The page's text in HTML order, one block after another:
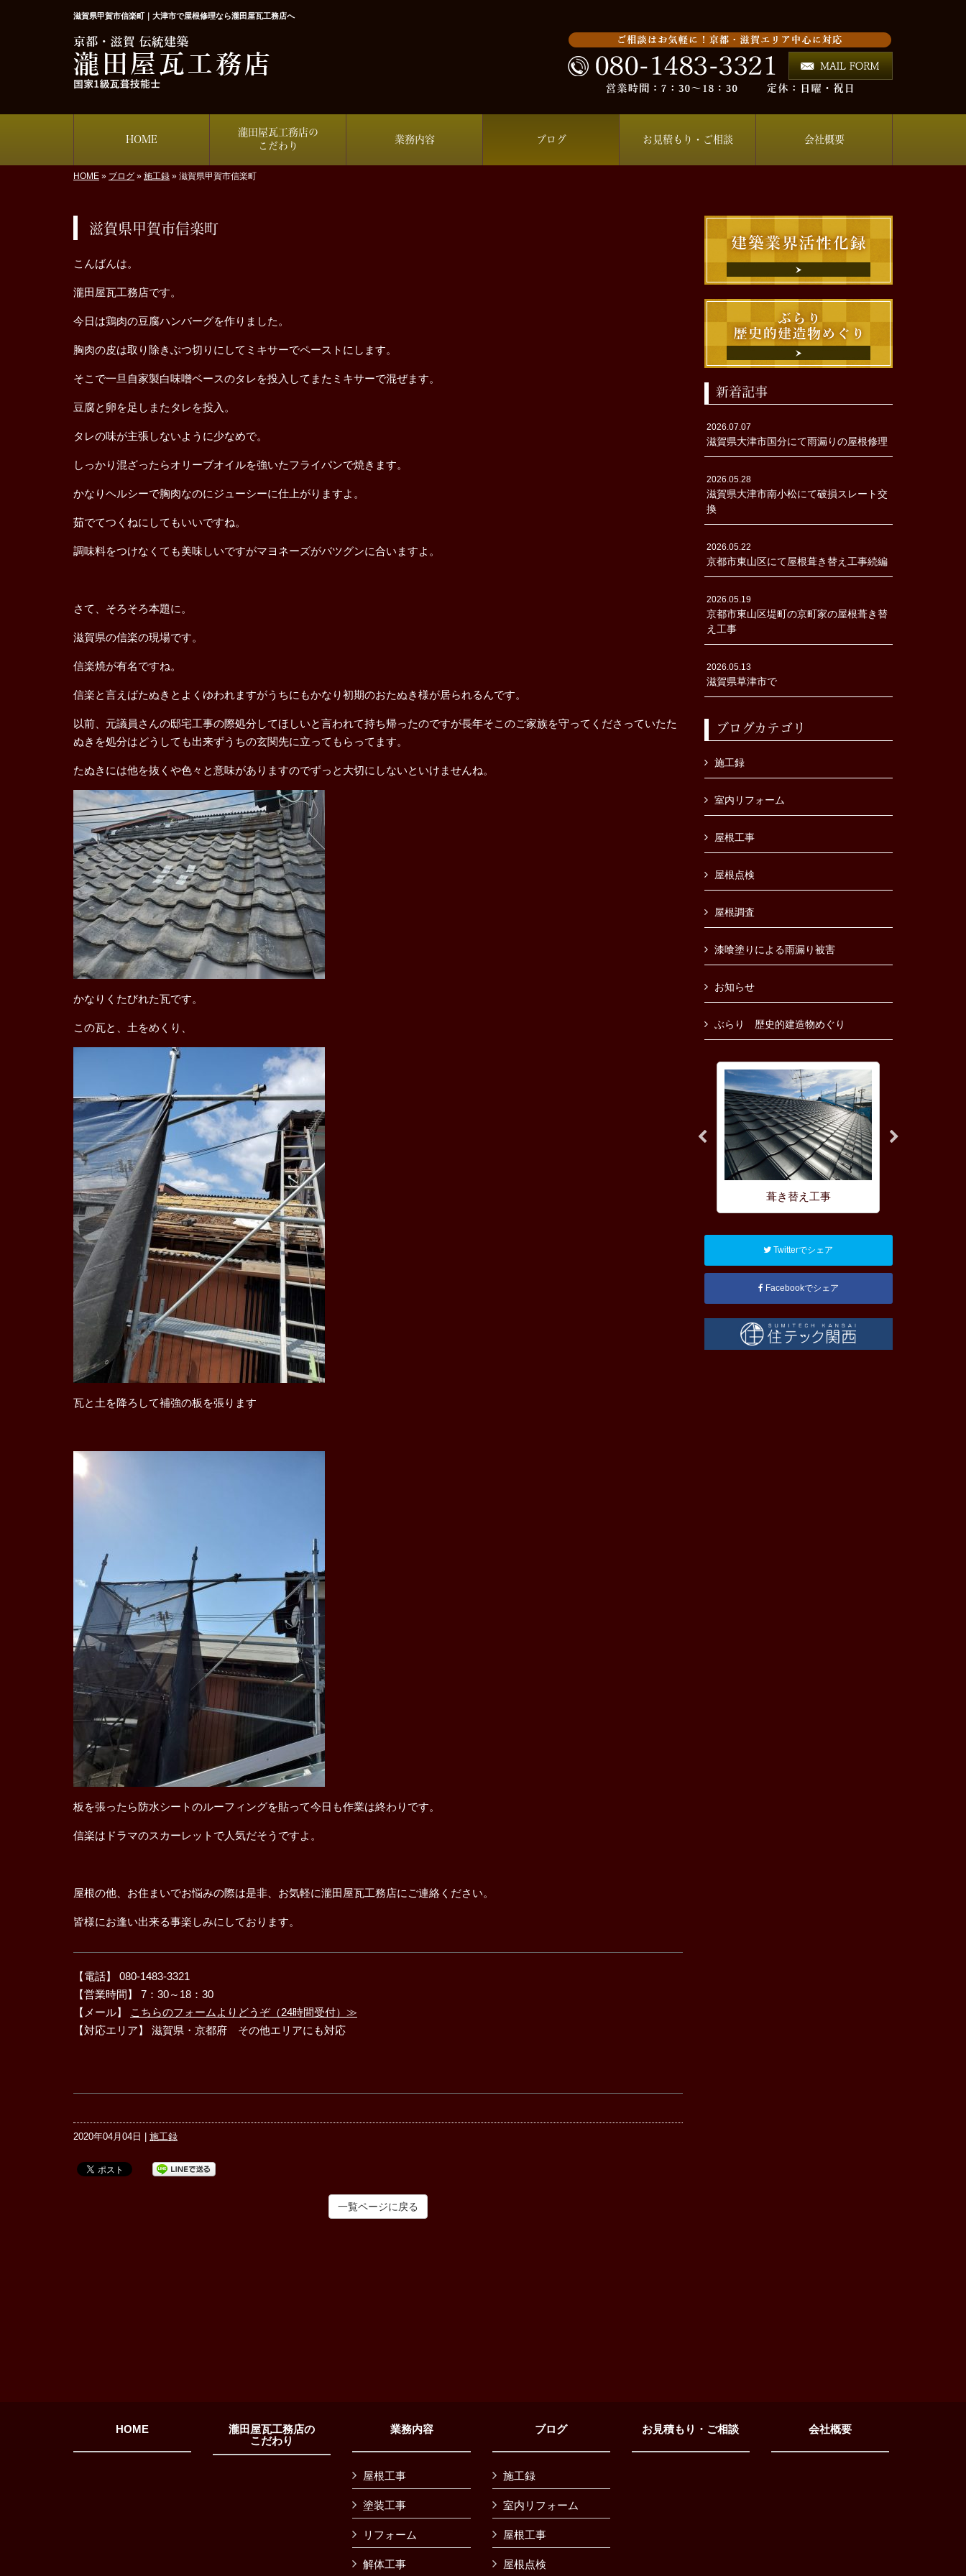
滋賀県甲賀市信楽町｜大津市で屋根修理なら瀧田屋瓦工務店へ
HOME
瀧田屋瓦工務店の
こだわり
業務内容 ブログ お見積もり・ご相談 会社概要
HOME » ブログ » 施工録 » 滋賀県甲賀市信楽町
滋賀県甲賀市信楽町
こんばんは。
瀧田屋瓦工務店です。
今日は鶏肉の豆腐ハンバーグを作りました。
胸肉の皮は取り除きぶつ切りにしてミキサーでペーストにします。
そこで一旦自家製白味噌ベースのタレを投入してまたミキサーで混ぜます。
豆腐と卵を足しまたタレを投入。
タレの味が主張しないように少なめで。
しっかり混ざったらオリーブオイルを強いたフライパンで焼きます。
かなりヘルシーで胸肉なのにジューシーに仕上がりますよ。
茹でてつくねにしてもいいですね。
調味料をつけなくても美味しいですがマヨネーズがバツグンに合いますよ。
さて、そろそろ本題に。
滋賀県の信楽の現場です。
信楽焼が有名ですね。
信楽と言えばたぬきとよくゆわれますがうちにもかなり初期のおたぬき様が居られるんです。
以前、元議員さんの邸宅工事の際処分してほしいと言われて持ち帰ったのですが長年そこのご家族を守ってくださっていたた
ぬきを処分はどうしても出来ずうちの玄関先に立ってもらってます。
たぬきには他を抜くや色々と意味がありますのでずっと大切にしないといけませんね。
かなりくたびれた瓦です。
この瓦と、土をめくり、
瓦と土を降ろして補強の板を張ります
板を張ったら防水シートのルーフィングを貼って今日も作業は終わりです。
信楽はドラマのスカーレットで人気だそうですよ。
屋根の他、お住まいでお悩みの際は是非、お気軽に瀧田屋瓦工務店にご連絡ください。
皆様にお逢い出来る事楽しみにしております。
【電話】 080-1483-3321
【営業時間】 7：30～18：30
【メール】
こちらのフォームよりどうぞ（24時間受付）≫
【対応エリア】 滋賀県・京都府 その他エリアにも対応
2020年04月04日 | 施工録
一覧ページに戻る
新着記事
2026.07.07
滋賀県大津市国分にて雨漏りの屋根修理
2026.05.28
滋賀県大津市南小松にて破損スレート交
換
2026.05.22
京都市東山区にて屋根葺き替え工事続編
2026.05.19
京都市東山区堤町の京町家の屋根葺き替
え工事
2026.05.13
滋賀県草津市で
ブログカテゴリ
施工録
室内リフォーム
屋根工事
屋根点検
屋根調査
漆喰塗りによる雨漏り被害
お知らせ
ぶらり 歴史的建造物めぐり
葺き替え工事
Twitterでシェア
Facebookでシェア
HOME
瀧田屋瓦工務店の
こだわり
業務内容
屋根工事
塗装工事
リフォーム
解体工事
ブログ
施工録
室内リフォーム
屋根工事
屋根点検
お見積もり・ご相談 会社概要